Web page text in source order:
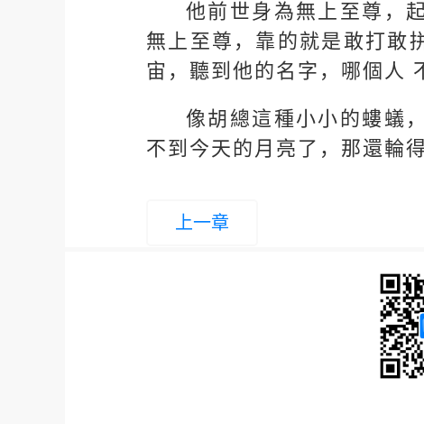
他前世身為無上至尊，
無上至尊，靠的就是敢打敢
宙，聽到他的名字，哪個人
像胡總這種小小的螻蟻
不到今天的月亮了，那還輪
上一章